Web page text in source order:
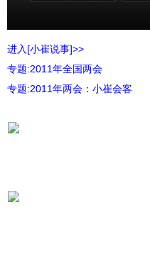
进入[小崔说事]>>
专题:2011年全国两会
专题:2011年两会：小崔会客